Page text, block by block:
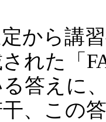
から講
された「
答えに
、この